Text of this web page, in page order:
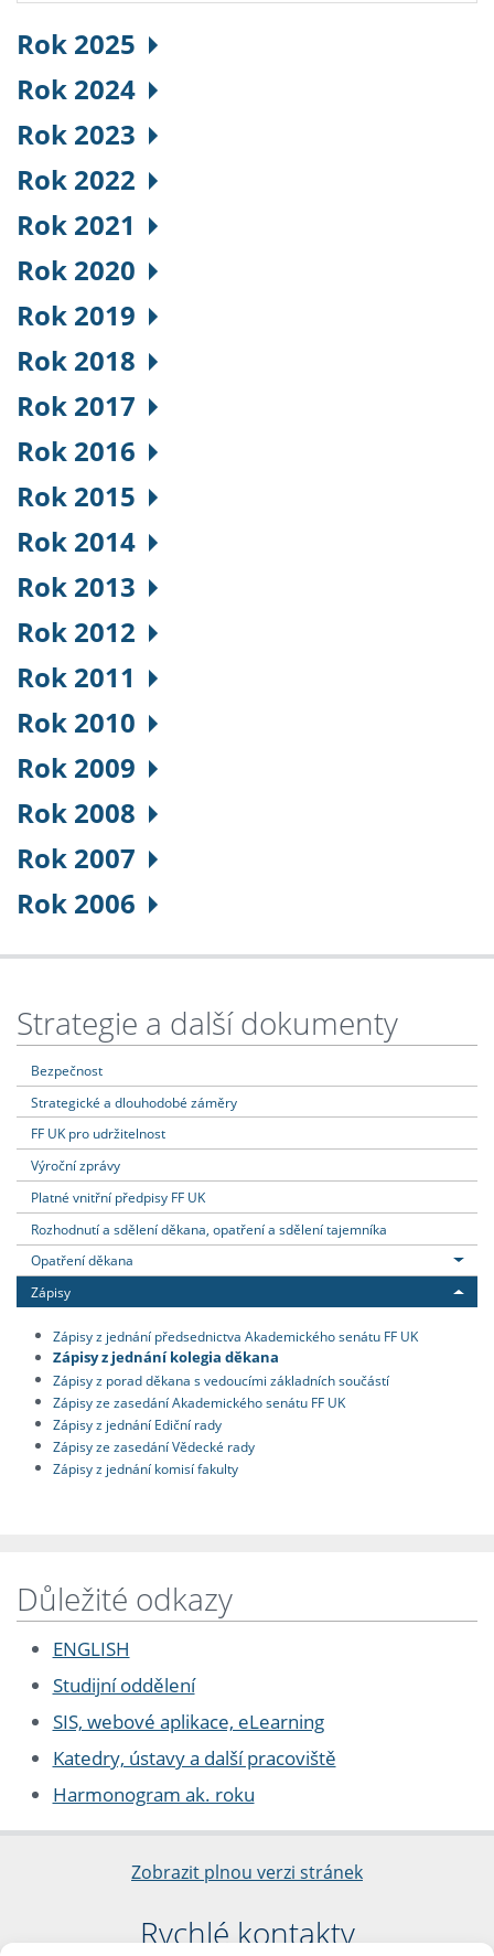
Rok 2025
Rok 2024
Rok 2023
Rok 2022
Rok 2021
Rok 2020
Rok 2019
Rok 2018
Rok 2017
Rok 2016
Rok 2015
Rok 2014
Rok 2013
Rok 2012
Rok 2011
Rok 2010
Rok 2009
Rok 2008
Rok 2007
Rok 2006
Strategie a další dokumenty
Bezpečnost
Strategické a dlouhodobé záměry
FF UK pro udržitelnost
Výroční zprávy
Platné vnitřní předpisy FF UK
Rozhodnutí a sdělení děkana, opatření a sdělení tajemníka
Opatření děkana
Zápisy
Zápisy z jednání předsednictva Akademického senátu FF UK
Zápisy z jednání kolegia děkana
Zápisy z porad děkana s vedoucími základních součástí
Zápisy ze zasedání Akademického senátu FF UK
Zápisy z jednání Ediční rady
Zápisy ze zasedání Vědecké rady
Zápisy z jednání komisí fakulty
Důležité odkazy
ENGLISH
Studijní oddělení
SIS, webové aplikace, eLearning
Katedry, ústavy a další pracoviště
Harmonogram ak. roku
Zobrazit plnou verzi stránek
Rychlé kontakty